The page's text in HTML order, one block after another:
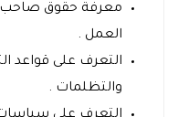
معرفة حقوق صاحب
العمل .
التعرف على قواعد
والتظلمات .